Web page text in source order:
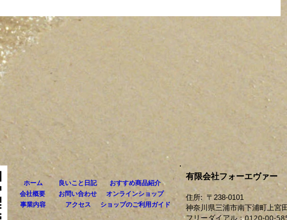
ホーム 良いこと日記
おすすめ商品紹介
会社概要
お問い合わせ
オンラインショップ
事業内容
アクセス ショップのご利用ガイド
有限会社フォーエヴァー
住所: 〒238-0101
神奈川県三浦市南下浦町上宮
フリーダイアル：0120-00-